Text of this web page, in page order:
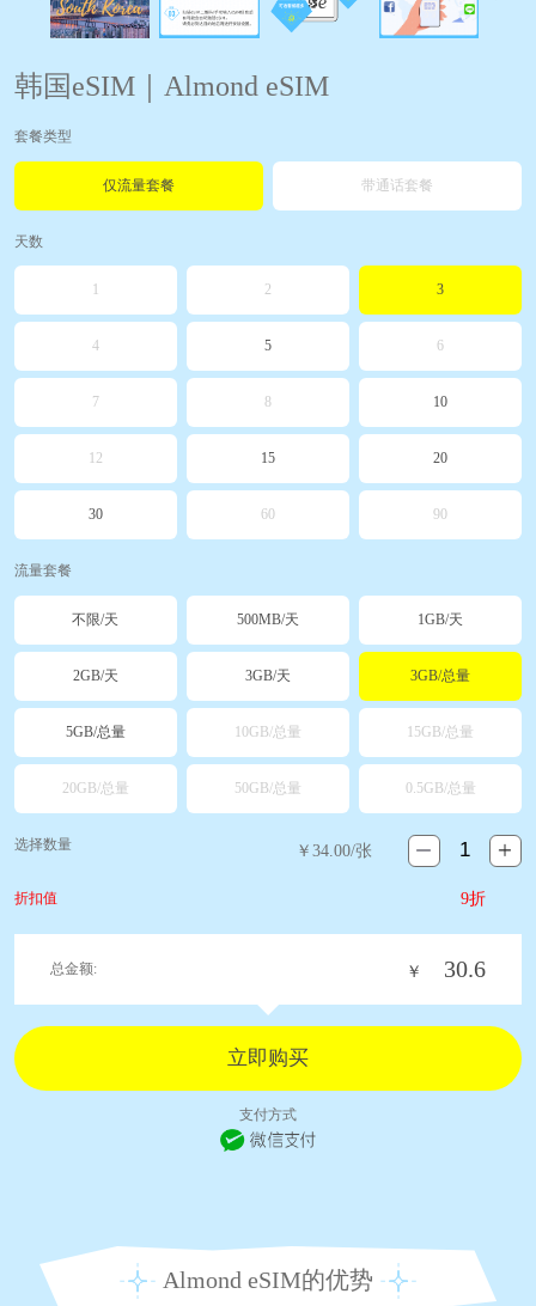
韩国eSIM｜Almond eSIM
套餐类型
仅流量套餐 带通话套餐
天数
1 2 3
4 5 6
7 8 10
12 15 20
30 60 90
流量套餐
不限/天 500MB/天 1GB/天
2GB/天 3GB/天 3GB/总量
5GB/总量 10GB/总量 15GB/总量
20GB/总量 50GB/总量 0.5GB/总量
选择数量 ￥ 34.00/张
折扣值 9折
总金额: ￥ 30.6
支付方式
Almond eSIM的优势